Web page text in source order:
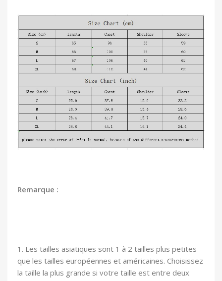
Remarque :
1. Les tailles asiatiques sont 1 à 2 tailles plus petites
que les tailles européennes et américaines. Choisissez
la taille la plus grande si votre taille est entre deux